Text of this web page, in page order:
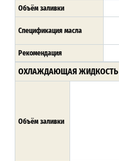
Объём заливки
Спецификация масла
Рекомендация
ОХЛАЖДАЮЩАЯ ЖИДКОСТЬ
Объём заливки